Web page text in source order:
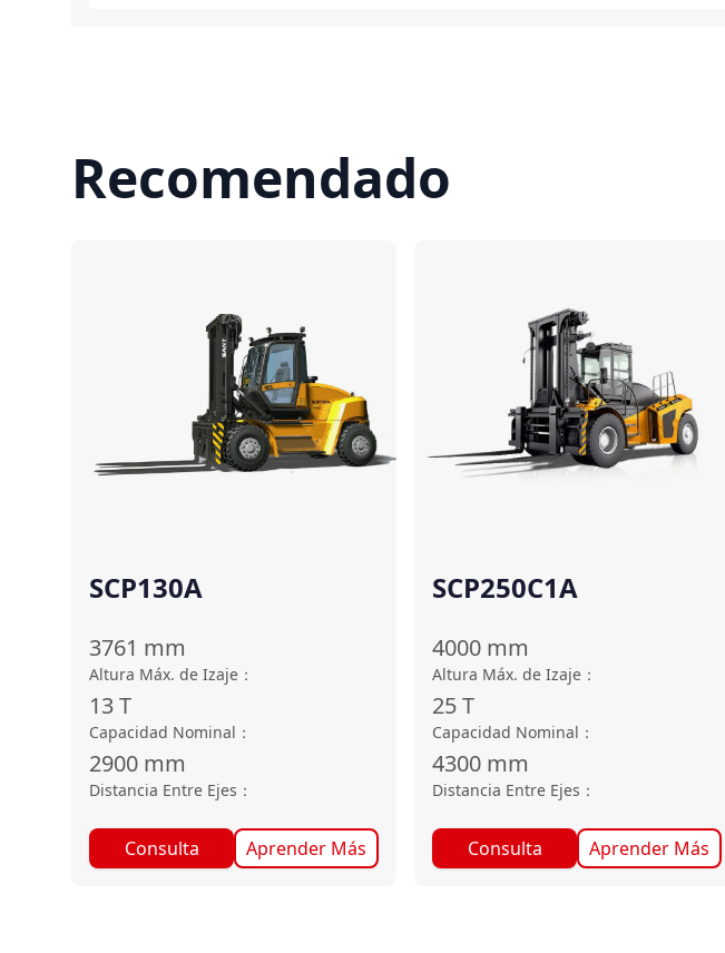
Recomendado
SCP130A
3761 mm
Altura Máx. de Izaje ：
13T
Capacidad Nominal ：
2900 mm
Distancia Entre Ejes ：
Consulta Aprender Más
SCP250C1A
4000 mm
Altura Máx. de Izaje ：
25T
Capacidad Nominal ：
4300 mm
Distancia Entre Ejes ：
Consulta Aprender Más